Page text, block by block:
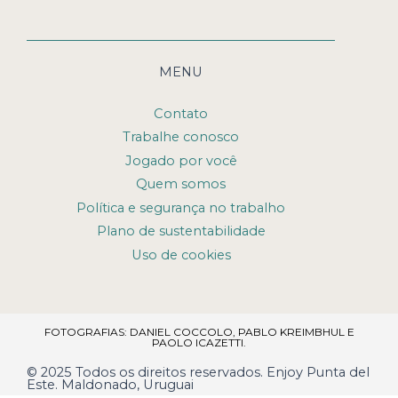
MENU
Contato
Trabalhe conosco
Jogado por você
Quem somos
Política e segurança no trabalho
Plano de sustentabilidade
Uso de cookies
FOTOGRAFIAS: DANIEL COCCOLO, PABLO KREIMBHUL E
PAOLO ICAZETTI.
© 2025 Todos os direitos reservados. Enjoy Punta del
Este. Maldonado, Uruguai